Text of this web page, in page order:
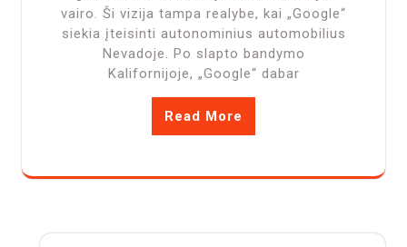
vairo. Ši vizija tampa realybe, kai „Google“
siekia įteisinti autonominius automobilius
Nevadoje. Po slapto bandymo
Kalifornijoje, „Google“ dabar
Read More